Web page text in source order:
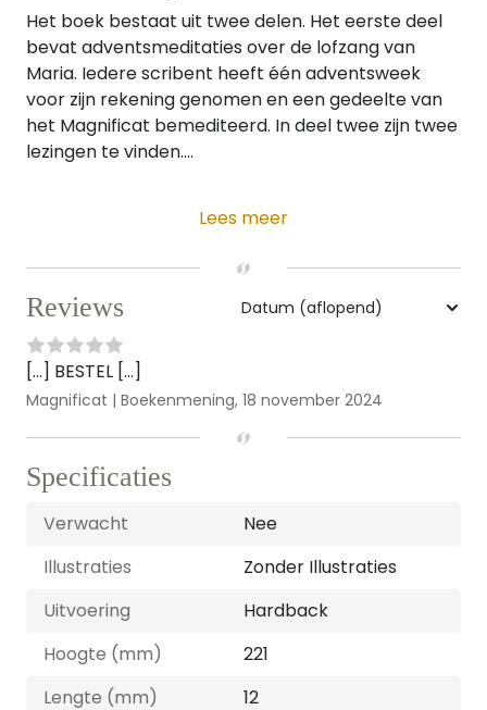
Het boek bestaat uit twee delen. Het eerste deel
bevat adventsmeditaties over de lofzang van
Maria. Iedere scribent heeft één adventsweek
voor zijn rekening genomen en een gedeelte van
het Magnificat bemediteerd. In deel twee zijn twee
lezingen te vinden....
Lees meer
Reviews
[…] BESTEL […]
Magnificat | Boekenmening, 18 november 2024
Specificaties
Verwacht
Nee
Illustraties
Zonder Illustraties
Uitvoering
Hardback
Hoogte (mm)
221
Lengte (mm)
12